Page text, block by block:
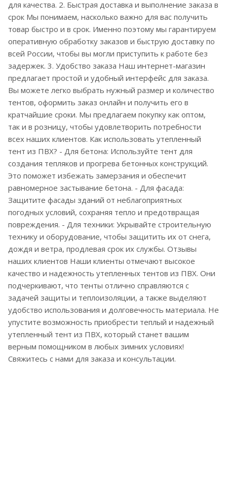
для качества. 2. Быстрая доставка и выполнение заказа в
срок Мы понимаем, насколько важно для вас получить
товар быстро и в срок. Именно поэтому мы гарантируем
оперативную обработку заказов и быструю доставку по
всей России, чтобы вы могли приступить к работе без
задержек. 3. Удобство заказа Наш интернет-магазин
предлагает простой и удобный интерфейс для заказа.
Вы можете легко выбрать нужный размер и количество
тентов, оформить заказ онлайн и получить его в
кратчайшие сроки. Мы предлагаем покупку как оптом,
так и в розницу, чтобы удовлетворить потребности
всех наших клиентов. Как использовать утепленный
тент из ПВХ? - Для бетона: Используйте тент для
создания тепляков и прогрева бетонных конструкций.
Это поможет избежать замерзания и обеспечит
равномерное застывание бетона. - Для фасада:
Защитите фасады зданий от неблагоприятных
погодных условий, сохраняя тепло и предотвращая
повреждения. - Для техники: Укрывайте строительную
технику и оборудование, чтобы защитить их от снега,
дождя и ветра, продлевая срок их службы. Отзывы
наших клиентов Наши клиенты отмечают высокое
качество и надежность утепленных тентов из ПВХ. Они
подчеркивают, что тенты отлично справляются с
задачей защиты и теплоизоляции, а также выделяют
удобство использования и долговечность материала. Не
упустите возможность приобрести теплый и надежный
утепленный тент из ПВХ, который станет вашим
верным помощником в любых зимних условиях!
Свяжитесь с нами для заказа и консультации.